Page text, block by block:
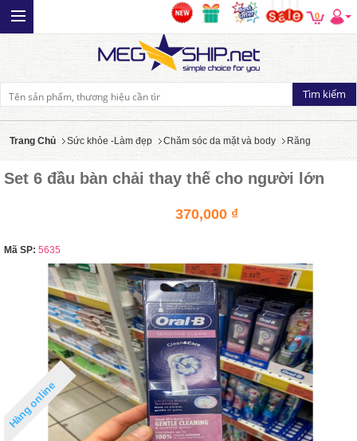
0
Trang Chủ Sức khỏe -Làm đẹp Chăm sóc da mặt và body Răng
Set 6 đầu bàn chải thay thế cho người lớn
370,000 ₫
Mã SP: 5635
Hàng online